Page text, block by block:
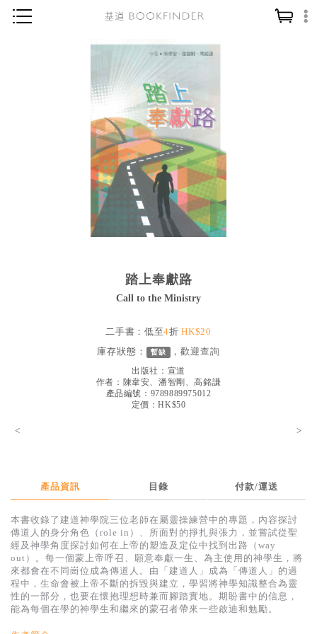
讀經／研經
信仰入門
教會歷史
靈修／禱告
信徒生活
教會事工
哲學／宗教比較
見證／傳記
文藝／勵志
得獎作品推介
中文二手書
英文二手書
精選英文書
電子書
踏上奉獻路
Call to the Ministry
二手書：低至4折HK$20
庫存狀態： 暫缺 ，歡迎查詢
出版社： 宣道
作者： 陳韋安、潘智剛、高銘謙
產品編號：9789889975012
定價：HK$50
< >
產品資訊 目錄 付款/運送
本書收錄了建道神學院三位老師在屬靈操練營中的專題，內容探討
傳道人的身分角色（role in）、所面對的掙扎與張力，並嘗試從聖
經及神學角度探討如何在上帝的塑造及定位中找到出路（way
out）。每一個蒙上帝呼召、願意奉獻一生、為主使用的神學生，將
來都會在不同崗位成為傳道人。由「建道人」成為「傳道人」的過
程中，生命會被上帝不斷的拆毀與建立，學習將神學知識整合為靈
性的一部分，也要在懷抱理想時兼而腳踏實地。期盼書中的信息，
能為每個在學的神學生和繼來的蒙召者帶來一些啟迪和勉勵。